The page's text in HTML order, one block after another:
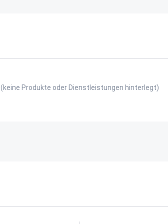
(keine Produkte oder Dienstleistungen hinterlegt)